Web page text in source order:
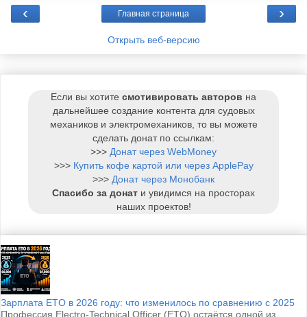
‹ ›
Главная страница
Открыть веб-версию
Если вы хотите смотивировать авторов на
дальнейшее создание контента для судовых
механиков и электромехаников, то вы можете
сделать донат по ссылкам:
>>> Донат через WebMoney
>>> Купить кофе картой или через ApplePay
>>> Донат через Монобанк
Спасибо за донат и увидимся на просторах
наших проектов!
Зарплата ETO в 2026 году: что изменилось по сравнению с 2025
Профессия Electro-Technical Officer (ETO) остаётся одной из